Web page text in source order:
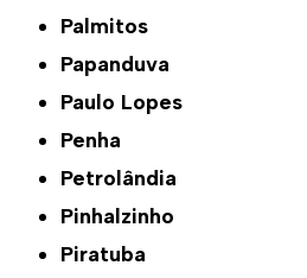
Palmitos
Papanduva
Paulo Lopes
Penha
Petrolândia
Pinhalzinho
Piratuba